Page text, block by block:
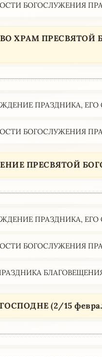
БОГОСЛУЖЕНИЯ
ХРАМ ПРЕСВЯТОЙ
ПРАЗДНИКА,
БОГОСЛУЖЕНИЯ
ПРЕСВЯТОЙ
ПРАЗДНИКА,
БОГОСЛУЖЕНИЯ
БЛАГОВЕЩЕНИЯ
(2/15